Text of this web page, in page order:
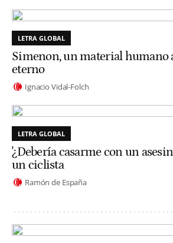
LETRA GLOBAL
Simenon, un material humano
eterno
Ignacio Vidal-Folch
LETRA GLOBAL
'¿Debería casarme con un
un ciclista
Ramón de España